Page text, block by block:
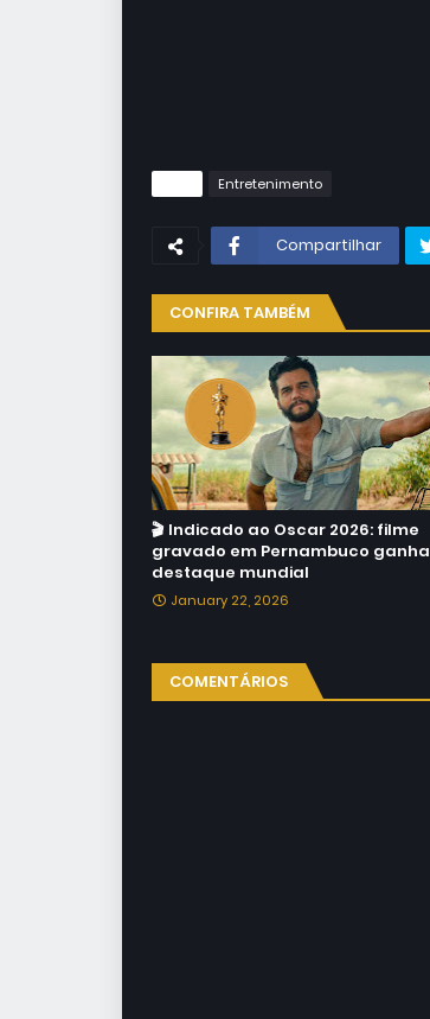
Entretenimento
Compartilhar
CONFIRA TAMBÉM
🎬 Indicado ao Oscar 2026: filme
gravado em Pernambuco ganha
destaque mundial
January 22, 2026
COMENTÁRIOS